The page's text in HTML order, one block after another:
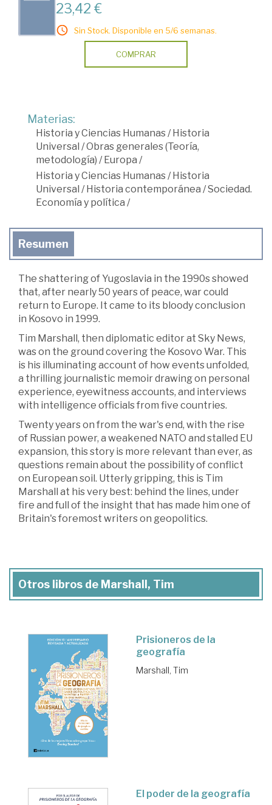
23,42 €
Sin Stock. Disponible en 5/6 semanas.
COMPRAR
Materias:
Historia y Ciencias Humanas/ Historia
Universal /Obras generales (Teoría,
metodología) / Europa /
Historia y Ciencias Humanas/ Historia
Universal / Historia contemporánea /Sociedad.
Economía y política /
Resumen
The shattering of Yugoslavia in the 1990s showed
that, after nearly 50 years of peace, war could
return to Europe. It came to its bloody conclusion
in Kosovo in 1999.
Tim Marshall, then diplomatic editor at Sky News,
was on the ground covering the Kosovo War. This
is his illuminating account of how events unfolded,
a thrilling journalistic memoir drawing on personal
experience, eyewitness accounts, and interviews
with intelligence officials from five countries.
Twenty years on from the war's end, with the rise
of Russian power, a weakened NATO and stalled EU
expansion, this story is more relevant than ever, as
questions remain about the possibility of conflict
on European soil. Utterly gripping, this is Tim
Marshall at his very best: behind the lines, under
fire and full of the insight that has made him one of
Britain's foremost writers on geopolitics.
Otros libros de Marshall, Tim
Prisioneros de la
geografía
Marshall, Tim
El poder de la geografía